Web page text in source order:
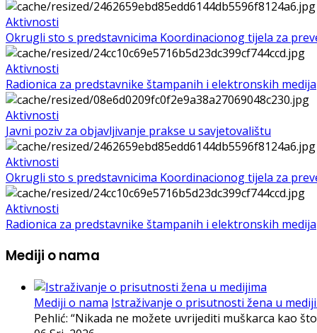
Aktivnosti
Okrugli sto s predstavnicima Koordinacionog tijela za
Aktivnosti
Radionica za predstavnike štampanih i elektronskih medija
Aktivnosti
Javni poziv za objavljivanje prakse u savjetovalištu
Aktivnosti
Okrugli sto s predstavnicima Koordinacionog tijela za
Aktivnosti
Radionica za predstavnike štampanih i elektronskih medija
Mediji o nama
Mediji o nama Istraživanje o prisutnosti žena u
Pehlić: “Nikada ne možete uvrijediti muškarca kao